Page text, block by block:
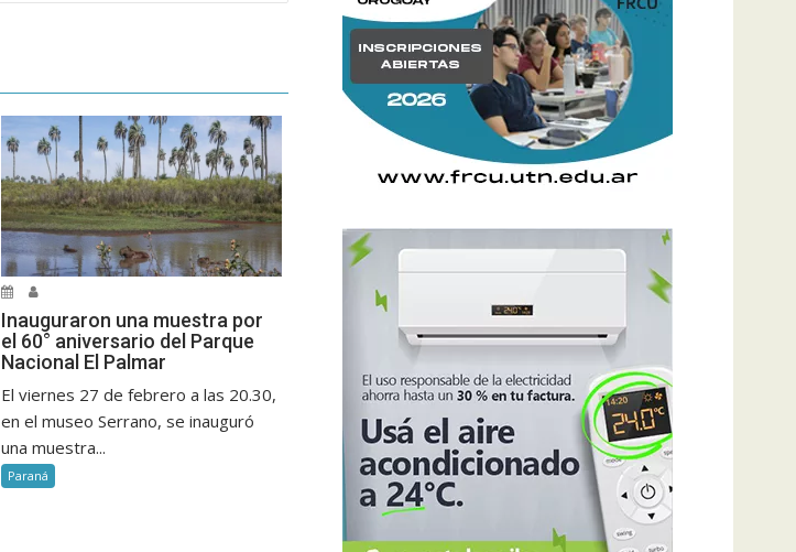
Inauguraron una muestra por
el 60° aniversario del Parque
Nacional El Palmar
El viernes 27 de febrero a las 20.30,
en el museo Serrano, se inauguró
una muestra...
Paraná